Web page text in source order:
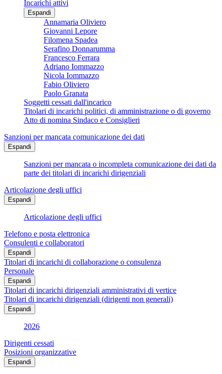
Incarichi attivi
Espandi
Annamaria Oliviero
Giovanni Lepore
Filomena Spadea
Serafino Donnarumma
Francesco Ferrara
Adriano Iommazzo
Nicola Iommazzo
Fabio Oliviero
Paolo Granata
Soggetti cessati dall'incarico
Titolari di incarichi politici, di amministrazione o di governo
Atto di nomina Sindaco e Consiglieri
Sanzioni per mancata comunicazione dei dati
Espandi
Sanzioni per mancata o incompleta comunicazione dei dati da
parte dei titolari di incarichi dirigenziali
Articolazione degli uffici
Espandi
Articolazione degli uffici
Telefono e posta elettronica
Consulenti e collaboratori
Espandi
Titolari di incarichi di collaborazione o consulenza
Personale
Espandi
Titolari di incarichi dirigenziali amministrativi di vertice
Titolari di incarichi dirigenziali (dirigenti non generali)
Espandi
2026
Dirigenti cessati
Posizioni organizzative
Espandi